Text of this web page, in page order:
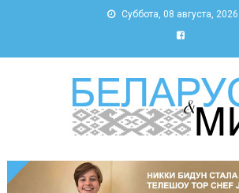
Суббота, 08 августа, 2026
Беларусь и мир